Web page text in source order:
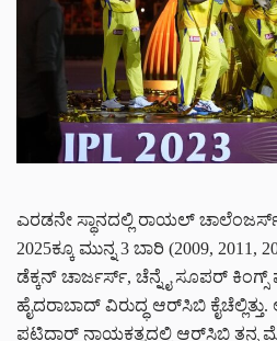
ಎರಡನೇ ಸ್ಥಾನದಲ್ಲಿ ರಾಯಲ್
2025ಕ್ಕೂ ಮುನ್ನ 3 ಬಾರಿ (2009, 2011,
ಡೆಕ್ಕನ್ ಚಾರ್ಜರ್ಸ್, ಚೆನ್ನೈ ಸೂಪರ್ ಕಿಂಗ್ಸ್
ಹೈದರಾಬಾದ್ ವಿರುದ್ಧ ಆರ್‌ಸಿಬಿ
ಪಟಿದಾರ್ ನಾಯಕತ್ವದಲ್ಲಿ ಆರ್‌ಸಿಬಿ ತನ್ನ